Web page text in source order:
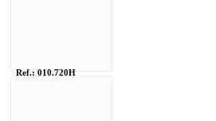
Ref.: 010.720H